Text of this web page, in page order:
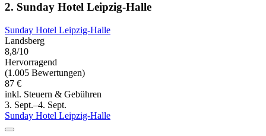
2. Sunday Hotel Leipzig-Halle
Sunday Hotel Leipzig-Halle
Landsberg
8,8/10
Hervorragend
(1.005 Bewertungen)
87 €
inkl. Steuern & Gebühren
3. Sept.–4. Sept.
Sunday Hotel Leipzig-Halle